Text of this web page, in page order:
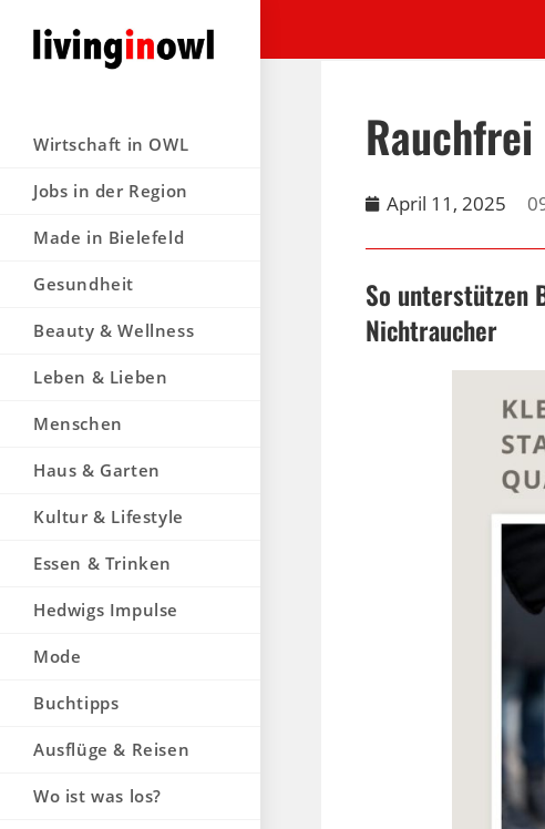
Wirtschaft in OWL
Jobs in der Region
Made in Bielefeld
Gesundheit
Beauty & Wellness
Leben & Lieben
Menschen
Haus & Garten
Kultur & Lifestyle
Essen & Trinken
Hedwigs Impulse
Mode
Buchtipps
Ausflüge & Reisen
Wo ist was los?
April 11, 2025
So unterstützen
Nichtraucher